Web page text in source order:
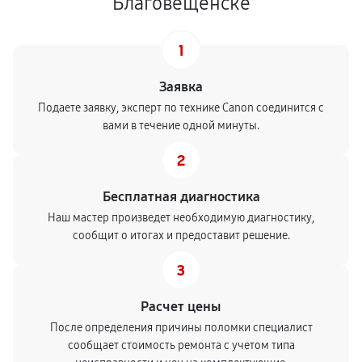
1
Заявка
Подаете заявку, эксперт по технике Canon соединится с
вами в течение одной минуты.
2
Бесплатная диагностика
Наш мастер произведет необходимую диагностику,
сообщит о итогах и предоставит решение.
3
Расчет цены
После определения причины поломки специалист
сообщает стоимость ремонта с учетом типа